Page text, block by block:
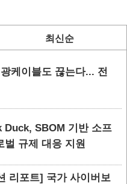
최신순
케이블도 끊는다... 전
Duck, SBOM 기반 소프
벌 규제 대응 지원
리포트] 국가 사이버보